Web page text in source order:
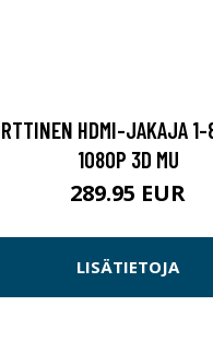
HDMI-JAKAJA 1-
1080P 3D MU
289.95 EUR
LISÄTIETOJA